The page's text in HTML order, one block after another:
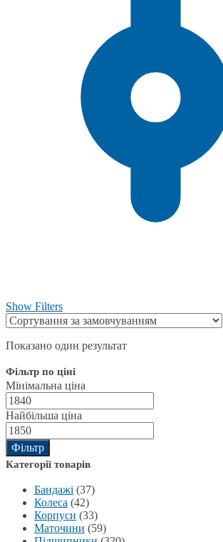
Show Filters
Показано один результат
Фільтр по ціні
Мінімальна ціна
Найбільша ціна
Фільтр
Категорії товарів
Бандажі (37)
Колеса (42)
Корпуси (33)
Маточини (59)